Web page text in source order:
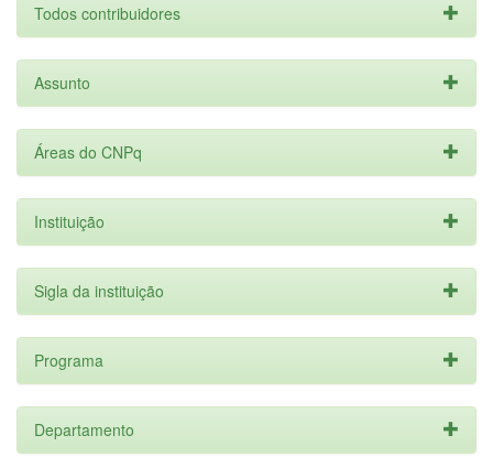
Todos contribuidores
Assunto
Áreas do CNPq
Instituição
Sigla da instituição
Programa
Departamento